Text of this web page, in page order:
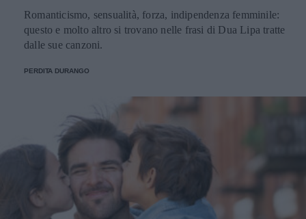
Romanticismo, sensualità, forza, indipendenza femminile:
questo e molto altro si trovano nelle frasi di Dua Lipa tratte
dalle sue canzoni.
PERDITA DURANGO